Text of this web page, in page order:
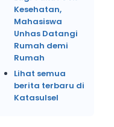
Kesehatan,
Mahasiswa
Unhas Datangi
Rumah demi
Rumah
Lihat semua
berita terbaru di
Katasulsel